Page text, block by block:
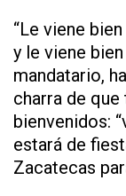
“Le viene
y le viene
mandatario,
charra de
bienvenidos:
estará de
Zacatecas